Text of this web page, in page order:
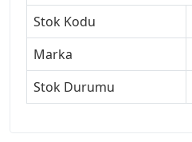
Stok Kodu
Marka
Stok Durumu